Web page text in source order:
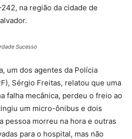
na região da cidade de
Sucesso
um dos agentes da Polícia
Sérgio Freitas, relatou que uma
falha mecânica, perdeu o freio ao
um micro-ônibus e dois
pessoa morreu na hora e outras
para o hospital, mas não